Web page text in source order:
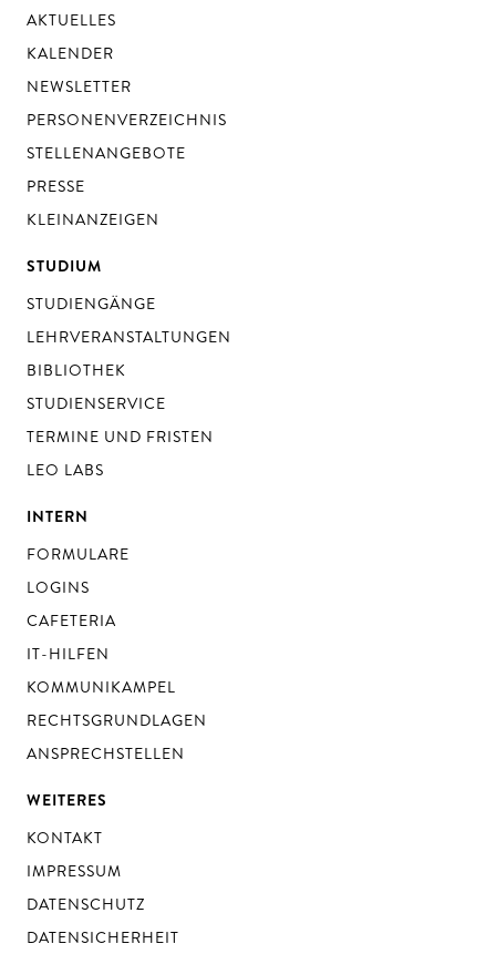
AKTUELLES
KALENDER
NEWSLETTER
PERSONENVERZEICHNIS
STELLENANGEBOTE
PRESSE
KLEINANZEIGEN
STUDIUM
STUDIENGÄNGE
LEHRVERANSTALTUNGEN
BIBLIOTHEK
STUDIENSERVICE
TERMINE UND FRISTEN
LEO LABS
INTERN
FORMULARE
LOGINS
CAFETERIA
IT-HILFEN
KOMMUNIKAMPEL
RECHTSGRUNDLAGEN
ANSPRECHSTELLEN
WEITERES
KONTAKT
IMPRESSUM
DATENSCHUTZ
DATENSICHERHEIT